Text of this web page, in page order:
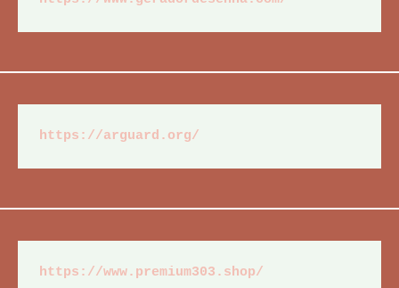
https://arguard.org/
https://www.premium303.shop/